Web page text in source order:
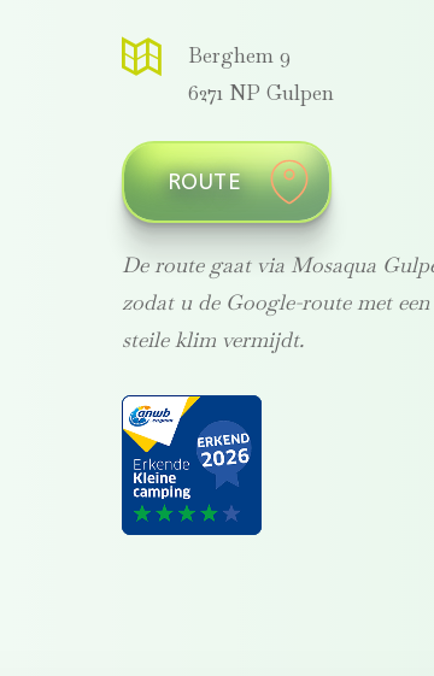
Berghem 9
6271 NP Gulpen
ROUTE
De route gaat via Mosaqua
zodat u de Google-route met een
steile klim vermijdt.